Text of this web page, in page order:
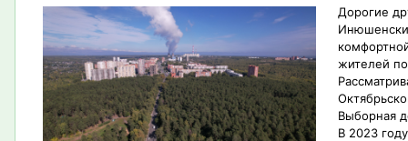
Дорогие
жителей
Выборная
В 2023